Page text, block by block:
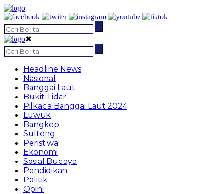
✖
Headline News
Nasional
Banggai Laut
Bukit Tidar
Pilkada Banggai Laut 2024
Luwuk
Bangkep
Sulteng
Peristiwa
Ekonomi
Sosial Budaya
Pendidikan
Politik
Opini